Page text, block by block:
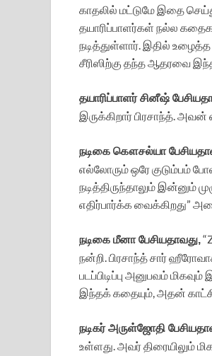
காதலில் மட்டுமே இதை
தயாரிப்பாளர்கள் நல்ல
நடித்துள்ளார். இதில்
சீரிஸிற்கு தந்த ஆதரவை
தயாரிப்பாளர் சினீஷ்
இருக்கிறார் பிரசாந்த்.
நடிகை கௌசல்யா
எல்லோரும் ஒரே குடும்பம்
நடித்திருந்தாலும்
எதிர்பார்க்க வைக்கிறது”
நடிகை மீனா பேசியதாவது,
நன்றி. பிரசாந்த் சார்
படப்பிடிப்பு அனுபவம்
இந்தக் கதையும், அதன்
நடிகர் அருள்ஜோதி
உள்ளது. அவர் திரையிலும்